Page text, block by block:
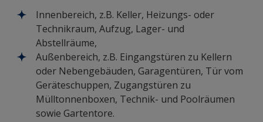
Innenbereich, z.B. Keller, Heizungs- oder
Technikraum, Aufzug, Lager- und
Abstellräume,
Außenbereich, z.B. Eingangstüren zu Kellern
oder Nebengebäuden, Garagentüren, Tür vom
Geräteschuppen, Zugangstüren zu
Mülltonnenboxen, Technik- und Poolräumen
sowie Gartentore.